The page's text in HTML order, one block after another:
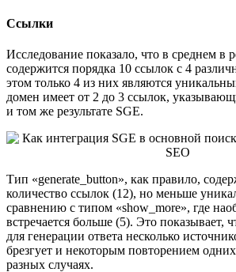
Ссылки
Исследование показало, что в среднем в
содержится порядка 10 ссылок с 4
этом только 4 из них являются
домен имеет от 2 до 3 ссылок,
и том же результате SGE.
Тип «generate_button», как правило,
количество ссылок (12), но меньше
сравнению с типом «show_more», где
встречается больше (5). Это показывает,
для генерации ответа несколько
брезгует и некоторым повторением
разных случаях.